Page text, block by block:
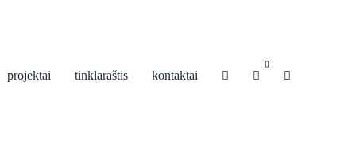
projektai tinklaraštis kontaktai
0